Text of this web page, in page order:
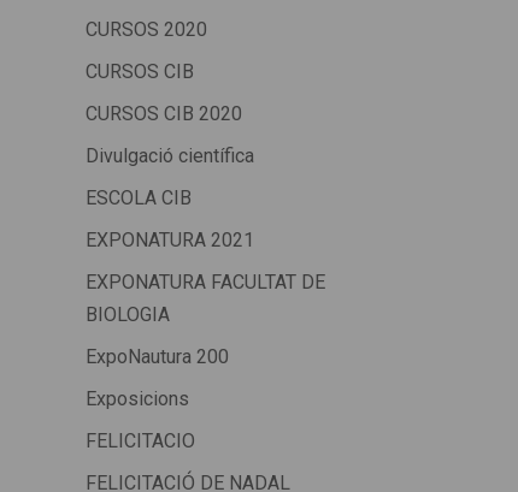
CURSOS 2020
CURSOS CIB
CURSOS CIB 2020
Divulgació científica
ESCOLA CIB
EXPONATURA 2021
EXPONATURA FACULTAT DE
BIOLOGIA
ExpoNautura 200
Exposicions
FELICITACIO
FELICITACIÓ DE NADAL